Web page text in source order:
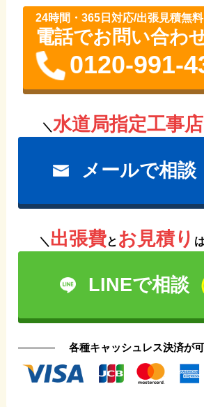
24時間・365⽇対応/出張見積無料
電話でお問い合わ
0120-991-
＼ 水道局指定工事店
メールで相談
＼ 出張費と お見積り は
LINEで相談
各種キャッシュレス決済が可